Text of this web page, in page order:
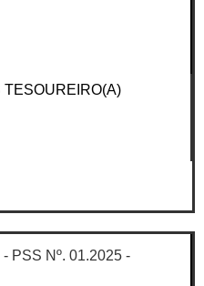
TESOUREIRO(A)
PSS Nº. 01.2025 -